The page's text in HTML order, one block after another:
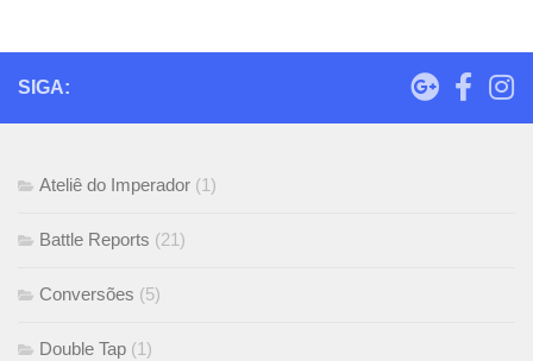
SIGA:
Ateliê do Imperador (1)
Battle Reports (21)
Conversões (5)
Double Tap (1)